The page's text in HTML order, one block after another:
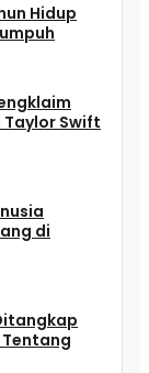
Hidup
Taylor Swift
di
Tentang